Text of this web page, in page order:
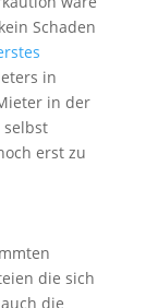
Schaden
in
in der
erst zu
die sich
die